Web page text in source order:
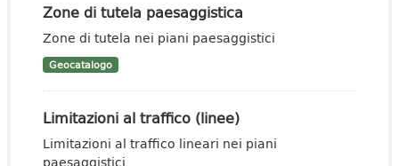
Zone di tutela paesaggistica
Zone di tutela nei piani paesaggistici
Geocatalogo
Limitazioni al traffico (linee)
Limitazioni al traffico lineari nei piani
paesaggistici